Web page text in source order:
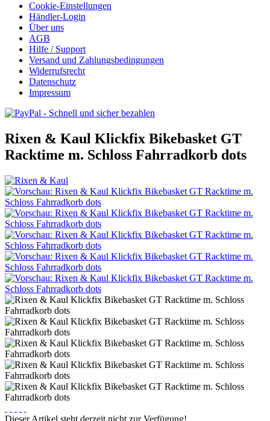
Cookie-Einstellungen
Händler-Login
Über uns
AGB
Hilfe / Support
Versand und Zahlungsbedingungen
Widerrufsrecht
Datenschutz
Impressum
Rixen & Kaul Klickfix Bikebasket GT
Racktime m. Schloss Fahrradkorb dots
Dieser Artikel steht derzeit nicht zur Verfügung!